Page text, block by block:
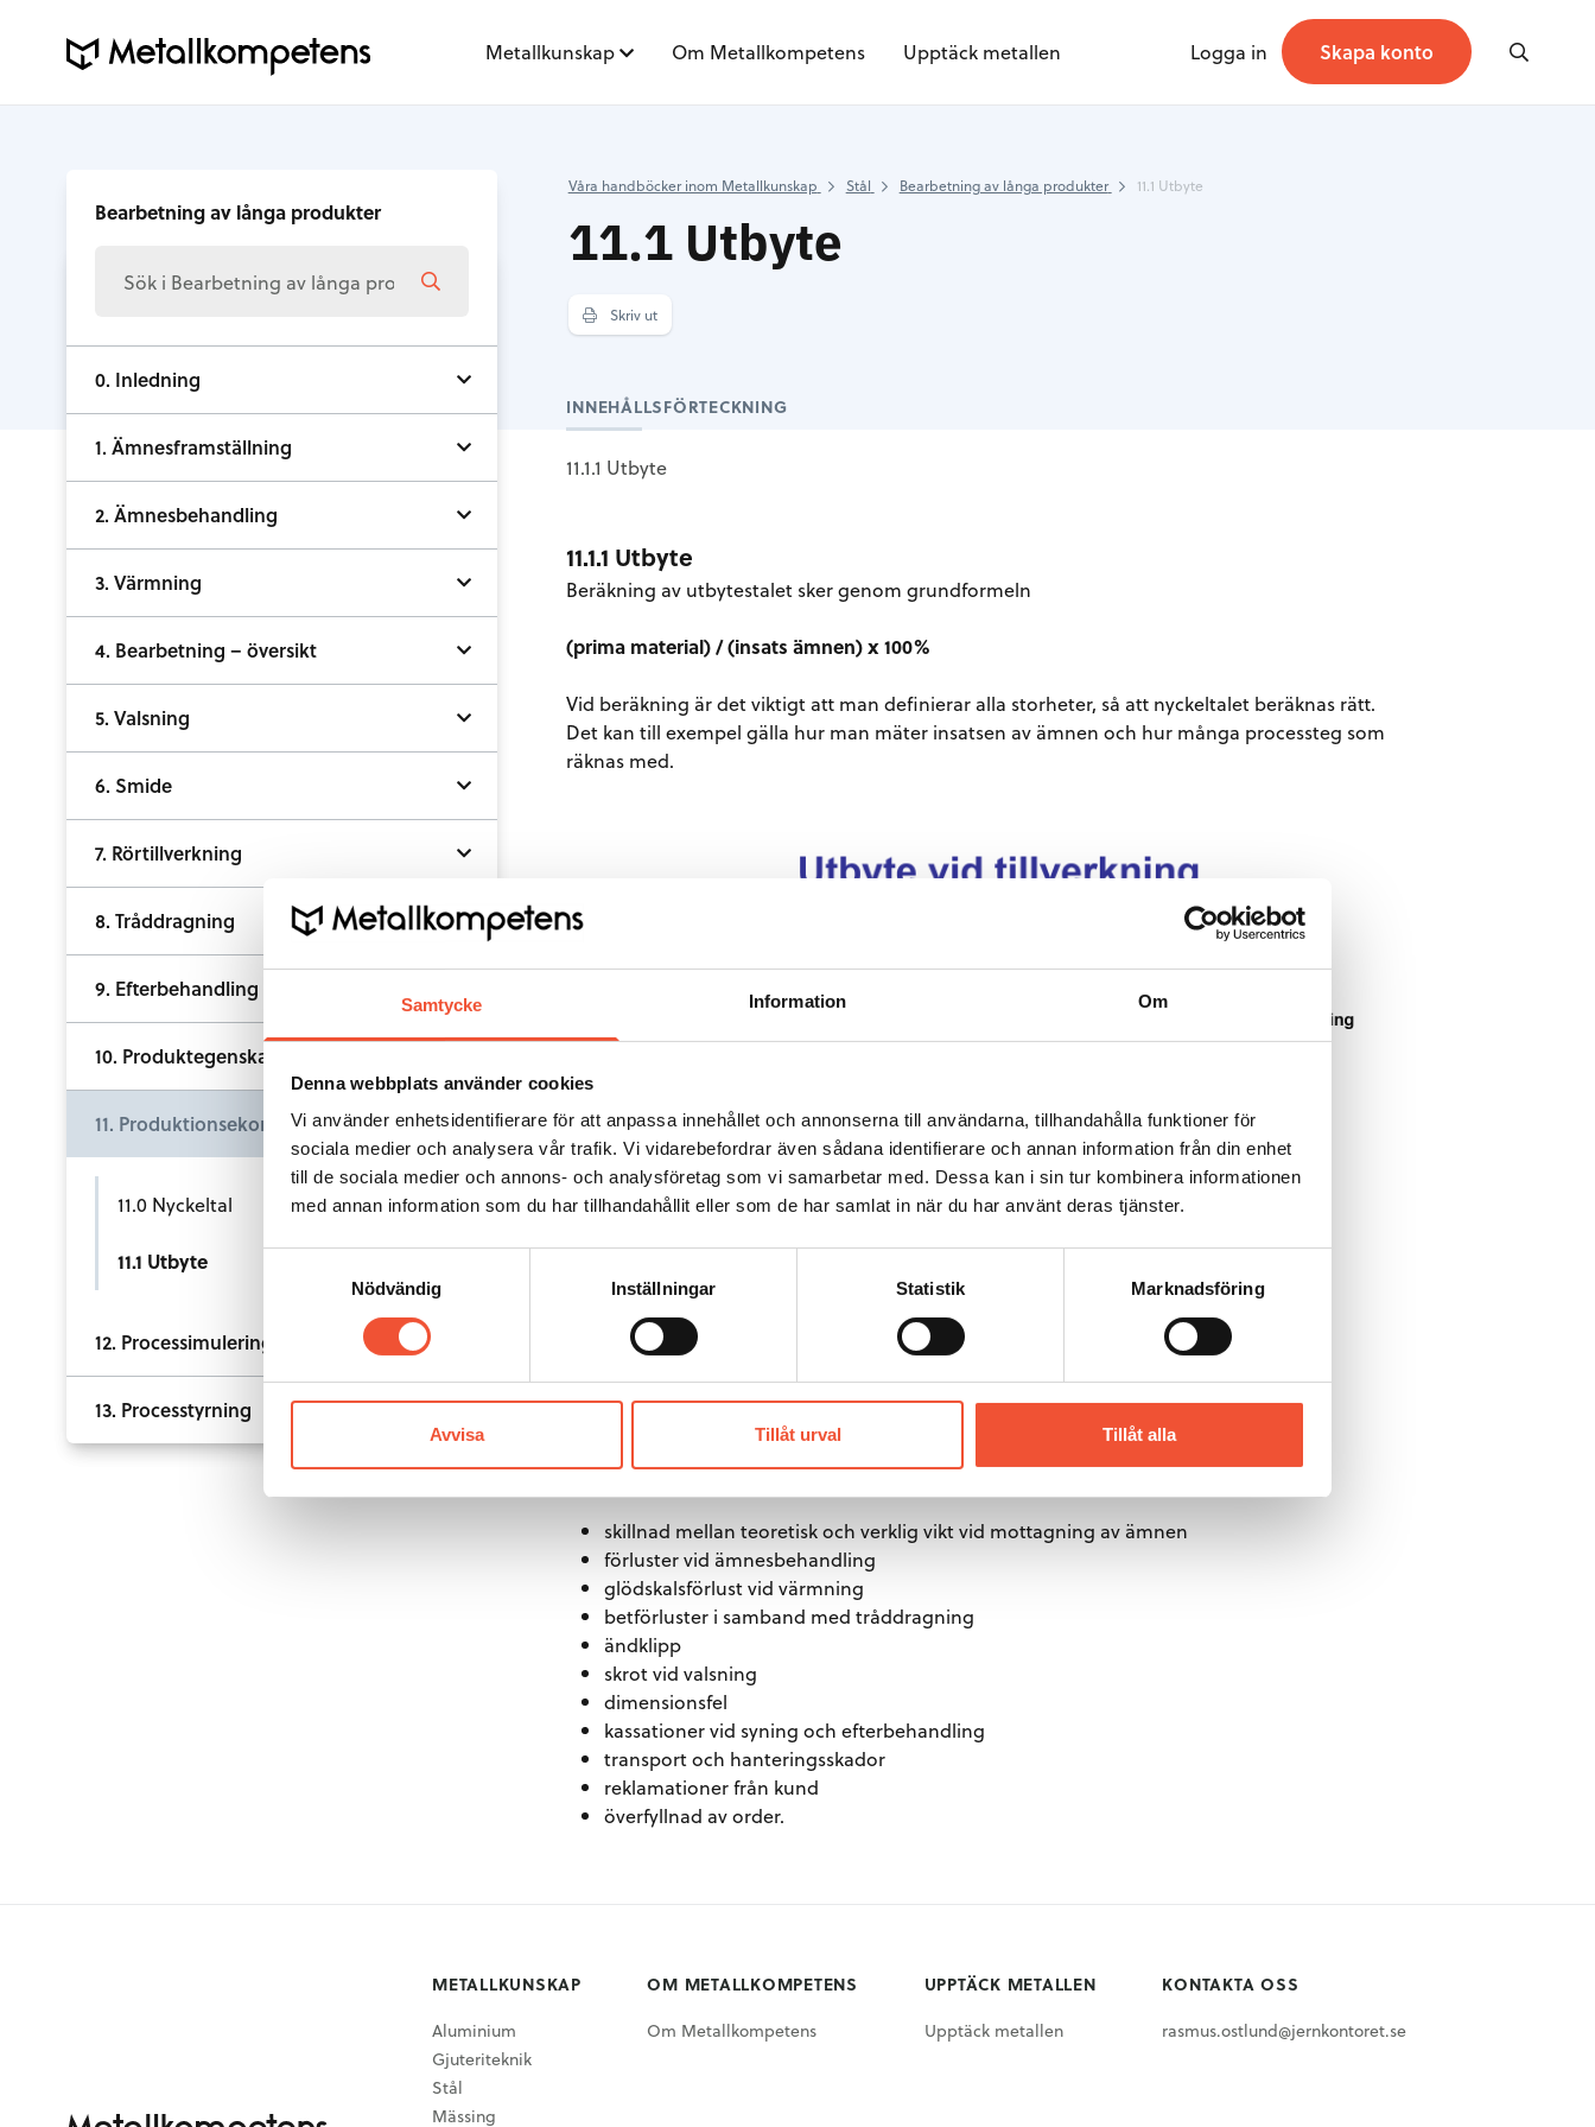
Samtycke Information Om
Denna webbplats använder cookies
Vi använder enhetsidentifierare för att anpassa innehållet och annonserna till användarna, tillhandahålla funktioner för
sociala medier och analysera vår trafik. Vi vidarebefordrar även sådana identifierare och annan information från din enhet
till de sociala medier och annons- och analysföretag som vi samarbetar med. Dessa kan i sin tur kombinera informationen
med annan information som du har tillhandahållit eller som de har samlat in när du har använt deras tjänster.
Nödvändig
Inställningar Statistik Marknadsföring
Avvisa Tillåt urval Tillåt alla
Metallkunskap Om Metallkompetens Upptäck metallen Logga in Skapa konto
Bearbetning av långa produkter
0. Inledning
1. Ämnesframställning
2. Ämnesbehandling
3. Värmning
4. Bearbetning – översikt
5. Valsning
6. Smide
7. Rörtillverkning
8. Tråddragning
9. Efterbehandling av långa produkter
10. Produktegenskaper
11. Produktionsekonomi
11.0 Nyckeltal
11.1 Utbyte
12. Processimulering
13. Processtyrning
Våra handböcker inom Metallkunskap Stål Bearbetning av långa produkter 11.1 Utbyte
11.1 Utbyte
Skriv ut
INNEHÅLLSFÖRTECKNING
11.1.1 Utbyte
11.1.1 Utbyte
Beräkning av utbytestalet sker genom grundformeln
(prima material) / (insats ämnen) x 100%
Vid beräkning är det viktigt att man definierar alla storheter, så att nyckeltalet beräknas rätt.
Det kan till exempel gälla hur man mäter insatsen av ämnen och hur många processteg som
räknas med.
Förluster i processen kan vara:
skillnad mellan teoretisk och verklig vikt vid mottagning av ämnen
förluster vid ämnesbehandling
glödskalsförlust vid värmning
betförluster i samband med tråddragning
ändklipp
skrot vid valsning
dimensionsfel
kassationer vid syning och efterbehandling
transport och hanteringsskador
reklamationer från kund
överfyllnad av order.
METALLKUNSKAP
Aluminium
Gjuteriteknik
Stål
Mässing
OM METALLKOMPETENS
Om Metallkompetens
UPPTÄCK METALLEN
Upptäck metallen
KONTAKTA OSS
rasmus.ostlund@jernkontoret.se